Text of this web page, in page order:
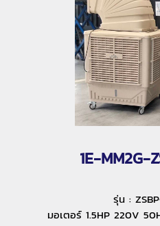
1E-MM2G-
รุ่น :
มอเตอร์ 1.5HP 220V